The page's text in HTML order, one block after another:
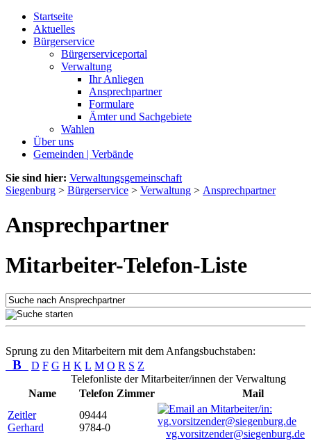
Startseite
Aktuelles
Bürgerservice
Bürgerserviceportal
Verwaltung
Ihr Anliegen
Ansprechpartner
Formulare
Ämter und Sachgebiete
Wahlen
Über uns
Gemeinden | Verbände
Sie sind hier: Verwaltungsgemeinschaft
Siegenburg > Bürgerservice > Verwaltung > Ansprechpartner
Ansprechpartner
Mitarbeiter-Telefon-Liste
Sprung zu den Mitarbeitern mit dem Anfangsbuchstaben:
B D F G H K L M O R S Z
Telefonliste der Mitarbeiter/innen der Verwaltung
Name
Telefon Zimmer
Mail
Zeitler
Gerhard
09444
9784-0
vg.vorsitzender@siegenburg.de